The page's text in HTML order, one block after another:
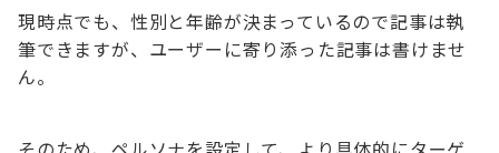
現時点でも、性別と年齢が決まっているので記事は執
筆できますが、ユーザーに寄り添った記事は書けませ
ん。